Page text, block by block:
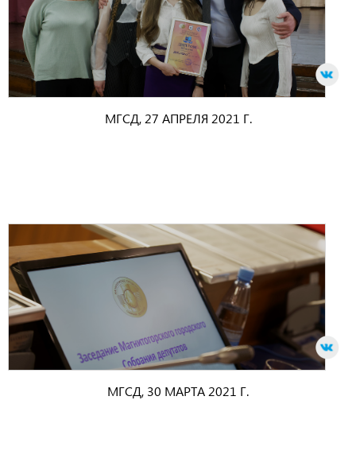
МГСД, 27 АПРЕЛЯ 2021 Г.
МГСД, 30 МАРТА 2021 Г.